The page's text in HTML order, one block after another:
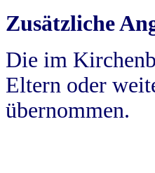
Zusätzliche
Die im
Eltern oder
übernommen.